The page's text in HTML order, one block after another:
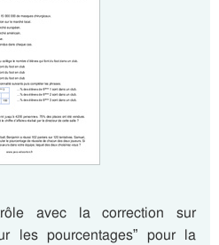
avec la correction sur
les pourcentages” pour la